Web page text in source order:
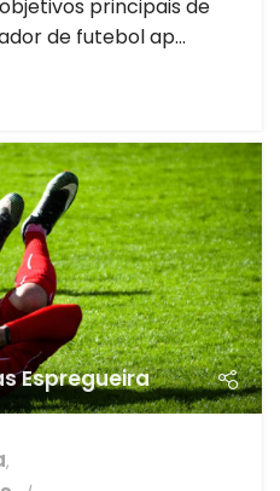
principais de
de futebol ap...
Espregueira
,